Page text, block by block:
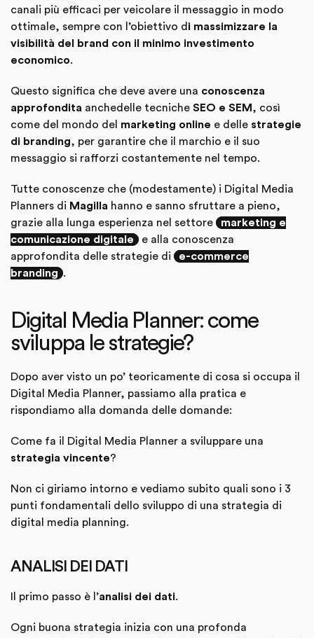
canali più efficaci per veicolare il messaggio in modo
ottimale, sempre con l’obiettivo d i massimizzare la
visibilità del brand con il minimo investimento
economico.
Questo significa che deve avere una conoscenza
approfondita anchedelle tecniche SEO e SEM , così
come del mondo del marketing online e delle strategie
di branding, per garantire che il marchio e il suo
messaggio si rafforzi costantemente nel tempo.
Tutte conoscenze che (modestamente) i Digital Media
Planners di Magilla hanno e sanno sfruttare a pieno,
grazie alla lunga esperienza nel settore
marketing e
comunicazione digitale
e alla conoscenza
approfondita delle strategie di
e-commerce
branding .
Digital Media Planner: come
sviluppa le strategie?
Dopo aver visto un po’ teoricamente di cosa si occupa il
Digital Media Planner, passiamo alla pratica e
rispondiamo alla domanda delle domande:
Come fa il Digital Media Planner a sviluppare una
strategia vincente?
Non ci giriamo intorno e vediamo subito quali sono i 3
punti fondamentali dello sviluppo di una strategia di
digital media planning.
ANALISI DEI DATI
Il primo passo è l’analisi dei dati.
Ogni buona strategia inizia con una profonda